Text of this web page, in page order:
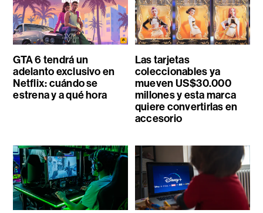
GTA 6 tendrá un
adelanto exclusivo en
Netflix: cuándo se
estrena y a qué hora
Las tarjetas
coleccionables ya
mueven US$30.000
millones y esta marca
quiere convertirlas en
accesorio